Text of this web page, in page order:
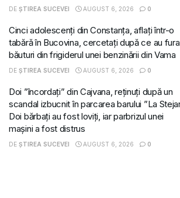
DE ȘTIREA SUCEVEI AUGUST 6, 2026 0
Cinci adolescenți din Constanța, aflați într-o
tabără în Bucovina, cercetați după ce au
băuturi din frigiderul unei benzinării din Vama
DE ȘTIREA SUCEVEI AUGUST 6, 2026 0
Doi ”încordați” din Cajvana, reținuți după un
scandal izbucnit în parcarea barului ”La
Doi bărbați au fost loviți, iar parbrizul unei
mașini a fost distrus
DE ȘTIREA SUCEVEI AUGUST 6, 2026 0